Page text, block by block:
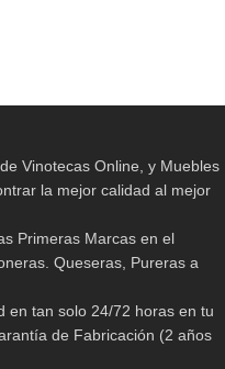
Vinotecas Online, y Muebles
la mejor calidad al mejor
Primeras Marcas en el
Queseras, Pureras a
en tan solo 24/72 horas en tu
de Fabricación (2 años